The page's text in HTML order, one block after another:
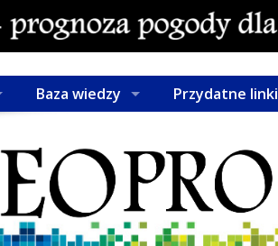
Baza wiedzy Przydatne linki